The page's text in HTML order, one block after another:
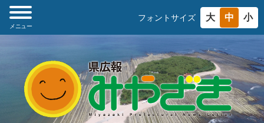
フォントサイズ 大 中 小
メニュー